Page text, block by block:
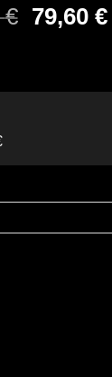
€
Preis
79,60 €